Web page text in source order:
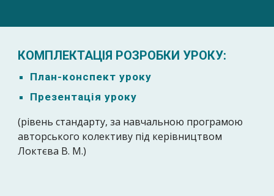
КОМПЛЕКТАЦІЯ РОЗРОБКИ УРОКУ:
План-конспект уроку
Презентація уроку
(рівень стандарту, за навчальною програмою
авторського колективу під керівництвом
Локтєва В. М.)